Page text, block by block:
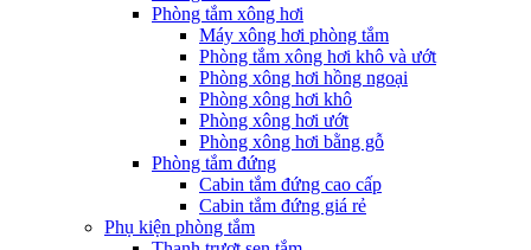
Phòng tắm xông hơi
Máy xông hơi phòng tắm
Phòng tắm xông hơi khô và ướt
Phòng xông hơi hồng ngoại
Phòng xông hơi khô
Phòng xông hơi ướt
Phòng xông hơi bằng gỗ
Phòng tắm đứng
Cabin tắm đứng cao cấp
Cabin tắm đứng giá rẻ
Phụ kiện phòng tắm